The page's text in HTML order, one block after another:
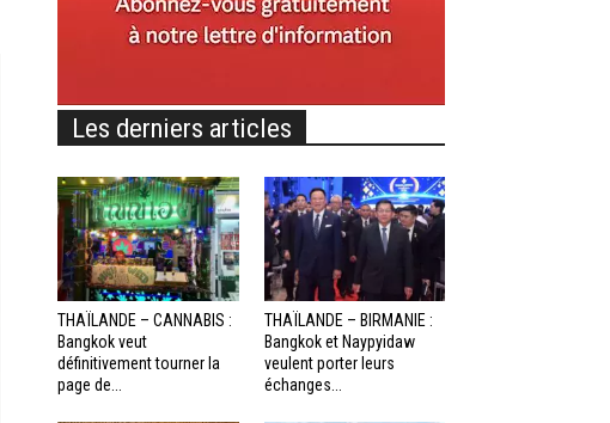
Les derniers articles
THAÏLANDE – CANNABIS :
Bangkok veut
définitivement tourner la
page de...
THAÏLANDE – BIRMANIE :
Bangkok et Naypyidaw
veulent porter leurs
échanges...